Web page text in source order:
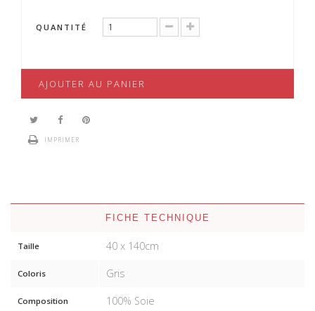
QUANTITÉ
AJOUTER AU PANIER
IMPRIMER
FICHE TECHNIQUE
Taille 40 x 140cm
Coloris Gris
Composition 100% Soie